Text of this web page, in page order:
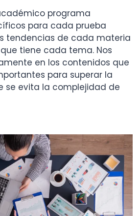
programa
para cada prueba
tendencias de cada materia
tiene cada tema. Nos
en los contenidos que
para superar la
se evita la complejidad de